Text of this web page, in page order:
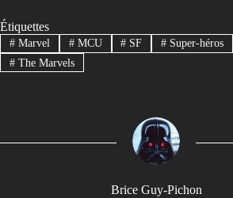
Étiquettes
#Marvel #MCU # SF # Super-héros
#The Marvels
Brice Guy-Pichon